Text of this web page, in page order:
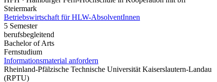
Steiermark
Betriebswirtschaft für HLW-AbsolventInnen
5 Semester
berufsbegleitend
Bachelor of Arts
Fernstudium
Informationsmaterial anfordern
Rheinland-Pfälzische Technische Universität Kaiserslautern-Landau
(RPTU)